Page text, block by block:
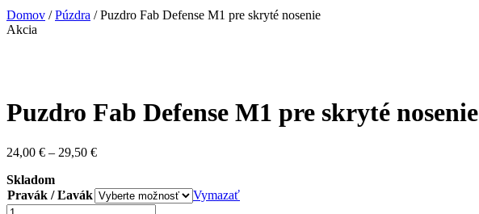
Domov /Púzdra / Puzdro Fab Defense M1 pre skryté nosenie
Akcia
Puzdro Fab Defense M1 pre skryté nosenie
24,00 € – 29,50 €Price
through
29,50 €
Skladom
Pravák / Ľavák
Vymazať
množstvo